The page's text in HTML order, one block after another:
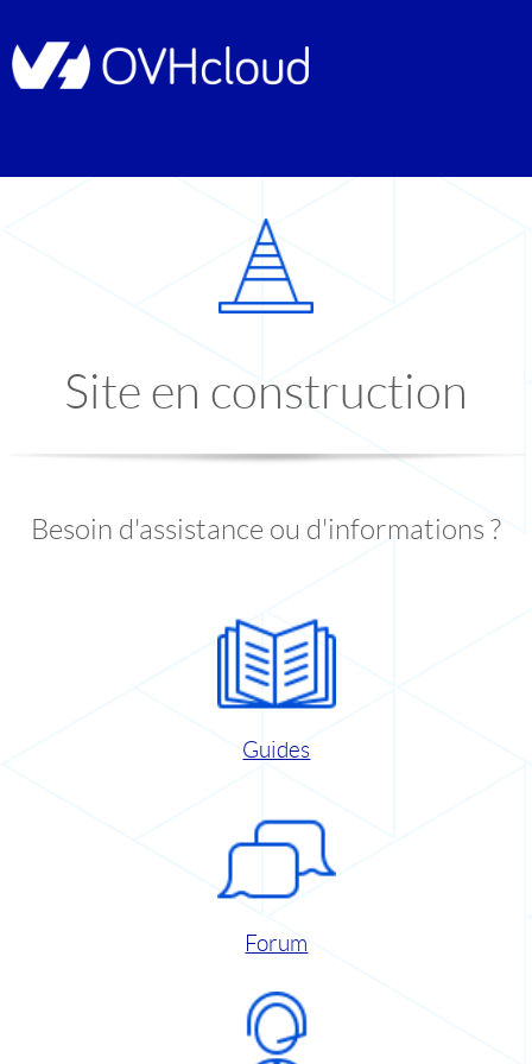
Site en construction
Besoin d'assistance ou d'informations ?
Guides
Forum